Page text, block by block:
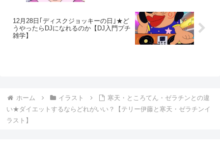
12月28日｢ディスクジョッキーの日｣★ど
うやったらDJになれるのか【DJ入門プチ
雑学】
ホーム イラスト
寒天・ところてん・ゼラチンとの違
い★ダイエットするならどれがいい？【テリー伊藤と寒天・ゼラチンイ
ラスト】